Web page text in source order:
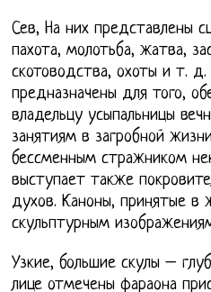
Сев, На них представлены
пахота, молотьба, жатва,
скотоводства, охоты и т.
предназначены для того,
владельцу усыпальницы
занятиям в загробной
бессменным стражником
выступает также
духов. Каноны, принятые в
скульптурным
Узкие, большие скулы –
лице отмечены фараона